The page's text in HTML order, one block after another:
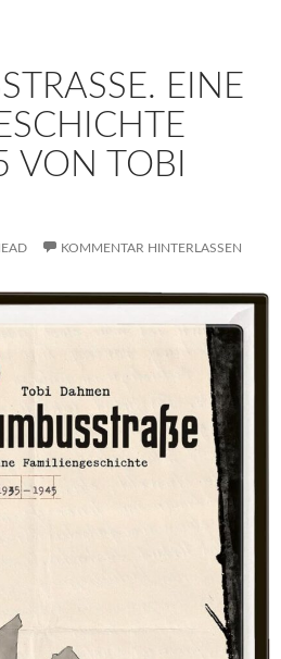
EINE F
1
TOBI D
KOMMENTAR HINTERLASSEN